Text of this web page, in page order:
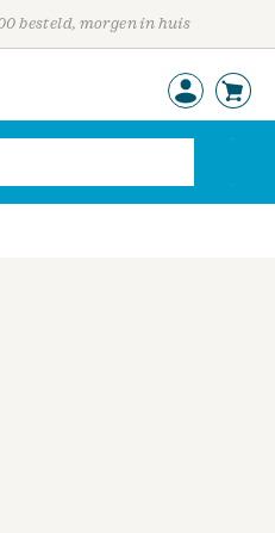
besteld, morgen in huis